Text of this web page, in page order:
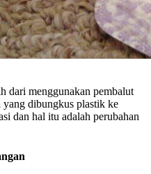
dari menggunakan pembalut
yang dibungkus plastik ke
dan hal itu adalah perubahan